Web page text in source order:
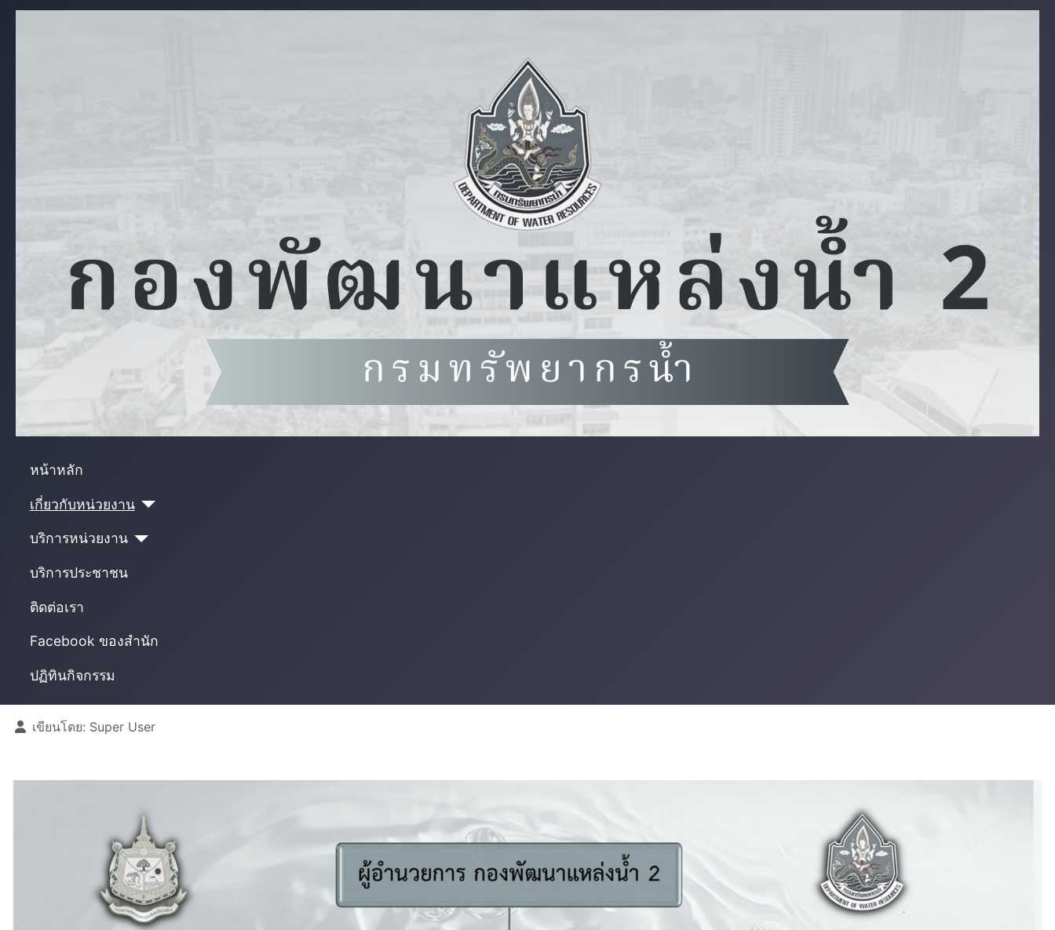
หน้าหลัก
เกี่ยวกับหน่วยงาน
บริการหน่วยงาน
บริการประชาชน
ติดต่อเรา
Facebook ของสำนัก
ปฏิทินกิจกรรม
รายละเอียด
เขียนโดย: Super User